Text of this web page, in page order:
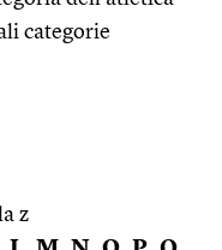
categorie
z